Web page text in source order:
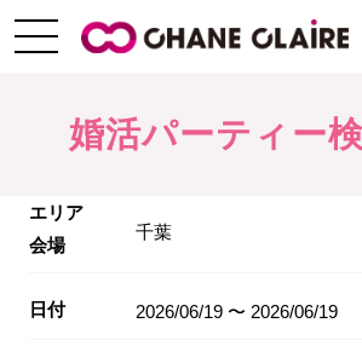
婚活パーティー
エリア
会場
千葉
日付 2026/06/19 〜 2026/06/19